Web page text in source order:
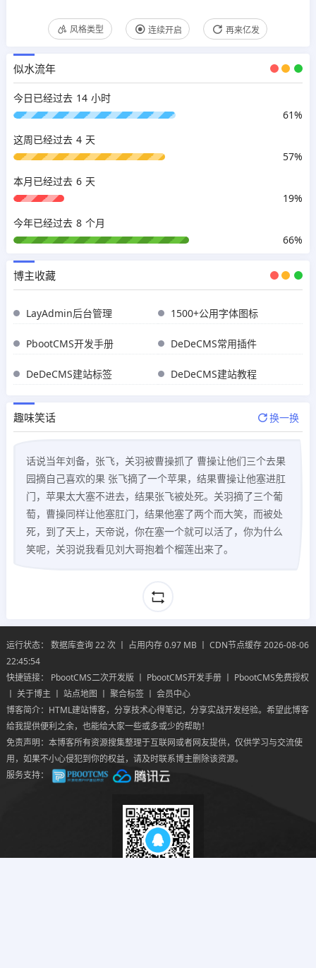
风格类型 连续开启 再来亿发
似水流年
今日已经过去 14 小时
61%
这周已经过去 4 天
57%
本月已经过去 6 天
19%
今年已经过去 8 个月
66%
博主收藏
LayAdmin后台管理 1500+公用字体图标
PbootCMS开发手册 DeDeCMS常用插件
DeDeCMS建站标签 DeDeCMS建站教程
趣味笑话 换一换
话说当年刘备，张飞，关羽被曹操抓了 曹操让他们三个去果
园摘自己喜欢的果 张飞摘了一个苹果，结果曹操让他塞进肛
门，苹果太大塞不进去，结果张飞被处死。关羽摘了三个葡
萄，曹操同样让他塞肛门，结果他塞了两个而大笑，而被处
死，到了天上，天帝说，你在塞一个就可以活了，你为什么
笑呢，关羽说我看见刘大哥抱着个榴莲出来了。
新人福利
新注册会员首次可免费下载！
现在加入并升级VIP仅需¥38.88。
运行状态： 数据库查询 22 次 丨 占用内存 0.97 MB 丨 CDN节点缓存 2026-08-06
22:45:54
快捷链接： PbootCMS二次开发版 丨 PbootCMS开发手册丨 PbootCMS免费授权
丨 关于博主 丨 站点地图 丨 聚合标签丨 会员中心
博客简介：HTML建站博客，分享技术心得笔记，分享实战开发经验。希望此博客
给我提供便利之余，也能给大家一些或多或少的帮助！
免责声明：本博客所有资源搜集整理于互联网或者网友提供，仅供学习与交流使
用，如果不小心侵犯到你的权益，请及时联系博主删除该资源。
服务支持：